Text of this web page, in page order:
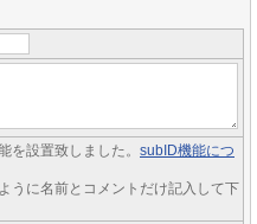
を設置致しました。 subID機能につ
うに名前とコメントだけ記入して下